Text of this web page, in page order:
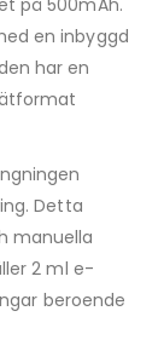
en inbyggd
har en
Detta
manuella
2 ml e-
beroende